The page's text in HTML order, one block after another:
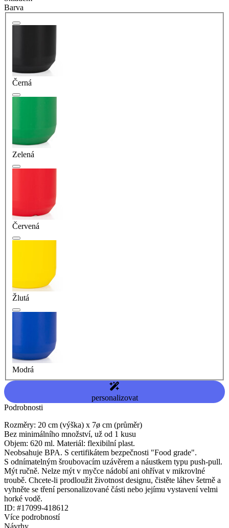
Barva
Černá
Zelená
Červená
Žlutá
Modrá
personalizovat
Podrobnosti
Rozměry: 20 cm (výška) x 7ø cm (průměr)
Bez minimálního množství, už od 1 kusu
Objem: 620 ml. Materiál: flexibilní plast.
Neobsahuje BPA. S certifikátem bezpečnosti "Food grade".
S odnímatelným šroubovacím uzávěrem a náustkem typu push-pull.
Mýt ručně. Nelze mýt v myčce nádobí ani ohřívat v mikrovlné
troubě. Chcete-li prodloužit životnost designu, čistěte láhev šetrně a
vyhněte se tření personalizované části nebo jejímu vystavení velmi
horké vodě.
ID: #17099-418612
Více podrobností